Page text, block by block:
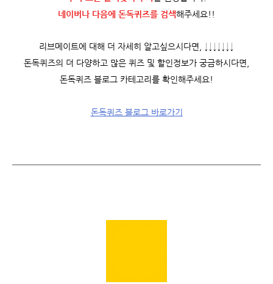
네이버나 다음에 돈독퀴즈를 검색해주세요!!
리브메이트에 대해 더 자세히 알고싶으시다면, ↓↓↓↓↓↓↓
돈독퀴즈의 더 다양하고 많은 퀴즈 및 할인정보가 궁금하시다면,
돈독퀴즈 블로그 카테고리를 확인해주세요!
돈독퀴즈 블로그 바로가기